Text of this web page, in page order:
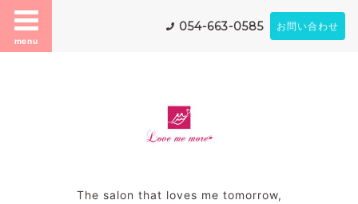
menu
054-663-0585 お問い合わせ
The salon that loves me tomorrow,